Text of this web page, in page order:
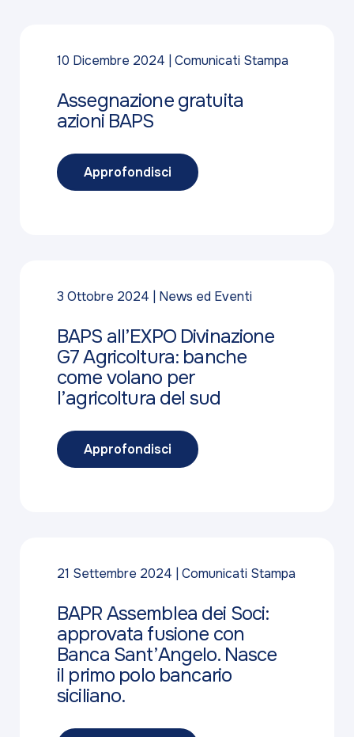
10 Dicembre 2024 Comunicati Stampa
Assegnazione gratuita
azioni BAPS
Approfondisci
3 Ottobre 2024 News ed Eventi
BAPS all’EXPO Divinazione
G7 Agricoltura: banche
come volano per
l’agricoltura del sud
Approfondisci
21 Settembre 2024 Comunicati Stampa
BAPR Assemblea dei Soci:
approvata fusione con
Banca Sant’Angelo. Nasce
il primo polo bancario
siciliano.